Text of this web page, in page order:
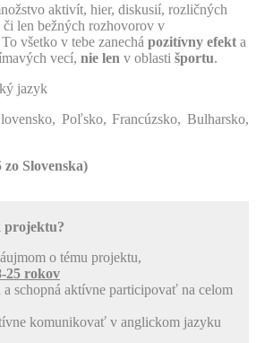
aktivít, hier, diskusií, rozličných
len bežných rozhovorov v
všetko v tebe zanechá pozitívny efekt a
vecí, nie len v oblasti športu.
jazyk
Poľsko, Francúzsko, Bulharsko,
Slovenska)
projektu?
o tému projektu,
25 rokov
a schopná aktívne participovať na celom
ívne komunikovať v anglickom jazyku